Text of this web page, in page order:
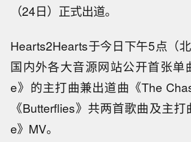
（24日）正式出道。
Hearts2Hearts于今日下午5点（
国内外各大音源网站公开首张单
e》的主打曲兼出道曲《The
《Butterflies》共两首歌曲及主
e》MV。